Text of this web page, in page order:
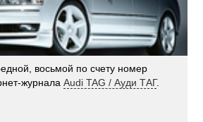
восьмой по счету номер
журналаAudi TAG / Ауди ТАГ.